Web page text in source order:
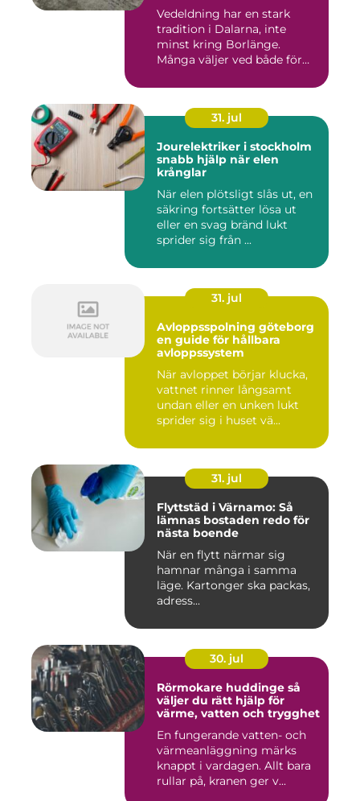
Vedeldning har en stark
tradition i Dalarna, inte
minst kring Borlänge.
Många väljer ved både för
31. jul
Jourelektriker i stockholm
snabb hjälp när elen
krånglar
När elen plötsligt slås ut, en
säkring fortsätter lösa ut
eller en svag bränd lukt
sprider sig från ...
31. jul
Avloppsspolning göteborg
en guide för hållbara
avloppssystem
När avloppet börjar klucka,
vattnet rinner långsamt
undan eller en unken lukt
sprider sig i huset vä...
31. jul
Flyttstäd i Värnamo: Så
lämnas bostaden redo för
nästa boende
När en flytt närmar sig
hamnar många i samma
läge. Kartonger ska packas,
adress...
30. jul
Rörmokare huddinge så
väljer du rätt hjälp för
värme, vatten och trygghet
En fungerande vatten- och
värmeanläggning märks
knappt i vardagen. Allt bara
rullar på, kranen ger v...